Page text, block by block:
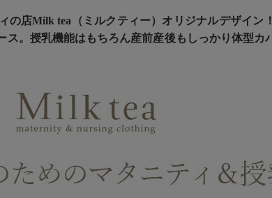
の店Milk tea（ミルクティー）オリジナルデザイン
。授乳機能はもちろん産前産後もしっかり体型カ